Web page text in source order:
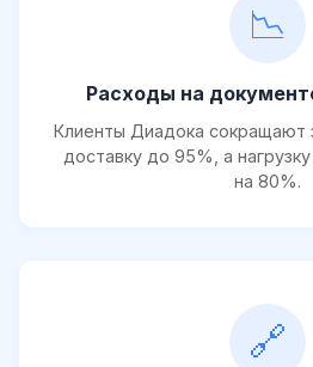
📉
Расходы на
Клиенты Диадока сокращают
доставку до 95%, а
на 80%.
🔗